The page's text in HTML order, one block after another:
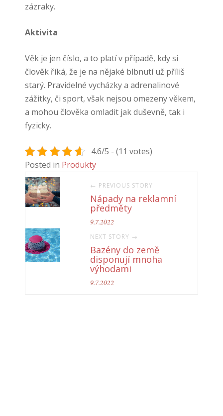
zázraky.
Aktivita
Věk je jen číslo, a to platí v případě, kdy si
člověk říká, že je na nějaké blbnutí už příliš
starý. Pravidelné vycházky a adrenalinové
zážitky, či sport, však nejsou omezeny věkem,
a mohou člověka omladit jak duševně, tak i
fyzicky.
4.6/5 - (11 votes)
Posted in Produkty
← PREVIOUS STORY
Nápady na reklamní
předměty
9.7.2022
NEXT STORY →
Bazény do země
disponují mnoha
výhodami
9.7.2022